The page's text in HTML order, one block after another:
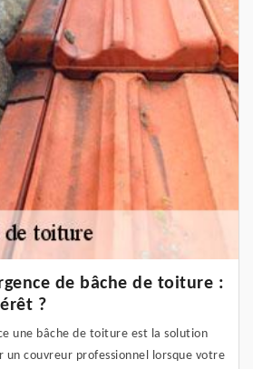
de bâche de toiture :
?
une bâche de toiture est la solution
un couvreur professionnel lorsque votre